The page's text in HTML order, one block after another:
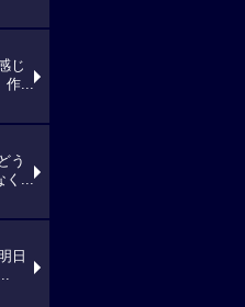
じ
作...
う
く...
日